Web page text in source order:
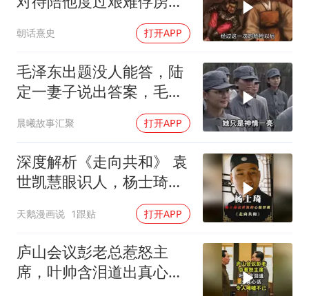
朝话熹史 打开APP
毛泽东出题没人能答，陆
定一妻子说出答案，毛主
晨曦故事汇聚 打开APP
深度解析《走向共和》 袁
世凯慧眼识人，杨士琦确
天鹅漫画说 1跟贴 打开APP
庐山会议彭老总惹怒主
席，叶帅含泪道出真心